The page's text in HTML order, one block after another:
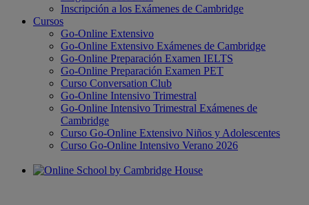
Inscripción a los Exámenes de Cambridge
Cursos
Go-Online Extensivo
Go-Online Extensivo Exámenes de Cambridge
Go-Online Preparación Examen IELTS
Go-Online Preparación Examen PET
Curso Conversation Club
Go-Online Intensivo Trimestral
Go-Online Intensivo Trimestral Exámenes de
Cambridge
Curso Go-Online Extensivo Niños y Adolescentes
Curso Go-Online Intensivo Verano 2026